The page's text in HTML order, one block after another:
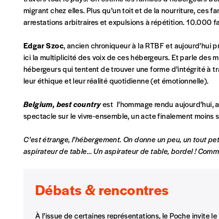
NOS FORMULES
Abonnement
1 an = 5 numéros
20€*/an
*Prix indicatif, frais de port inclus
Je m'abonne à l'Imag
Format numérique
migrant chez elles. Plus qu’un toit et de la nourriture, ces
arrestations arbitraires et expulsions à répétition. 10.000
Edgar Szoc, ancien chroniqueur à la RTBF et aujourd’hui
ici la multiplicité des voix de ces hébergeurs. Et parle des
hébergeurs qui tentent de trouver une forme d’intégrité à
leur éthique et leur réalité quotidienne (et émotionnelle).
Belgium, best countryest l’hommage rendu
spectacle sur le vivre-ensemble, un acte finalement moins
C’est étrange, l’hébergement. On donne un peu, un tout
aspirateur de table… Un aspirateur de table, bordel !
Débats & rencontres
À l’issue de certaines représentations, le Poche invite